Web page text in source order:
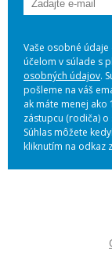
Vaše osobné
účelom v súlade s
osobných údajov.
pošleme na váš
ak máte menej
zástupcu (rodiča)
Súhlas môžete
kliknutím na odkaz